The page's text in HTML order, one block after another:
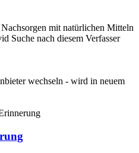
mit natürlichen Mitteln
Suche nach diesem Verfasser
wechseln - wird in neuem